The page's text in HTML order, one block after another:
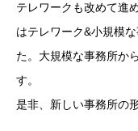
テレワークも改めて進
はテレワーク&小規模
た。大規模な事務所か
す。
是非、新しい事務所の